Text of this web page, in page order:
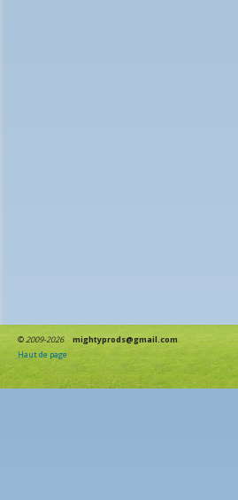
©2009-2026
mightyprods@gmail.com
Haut de page